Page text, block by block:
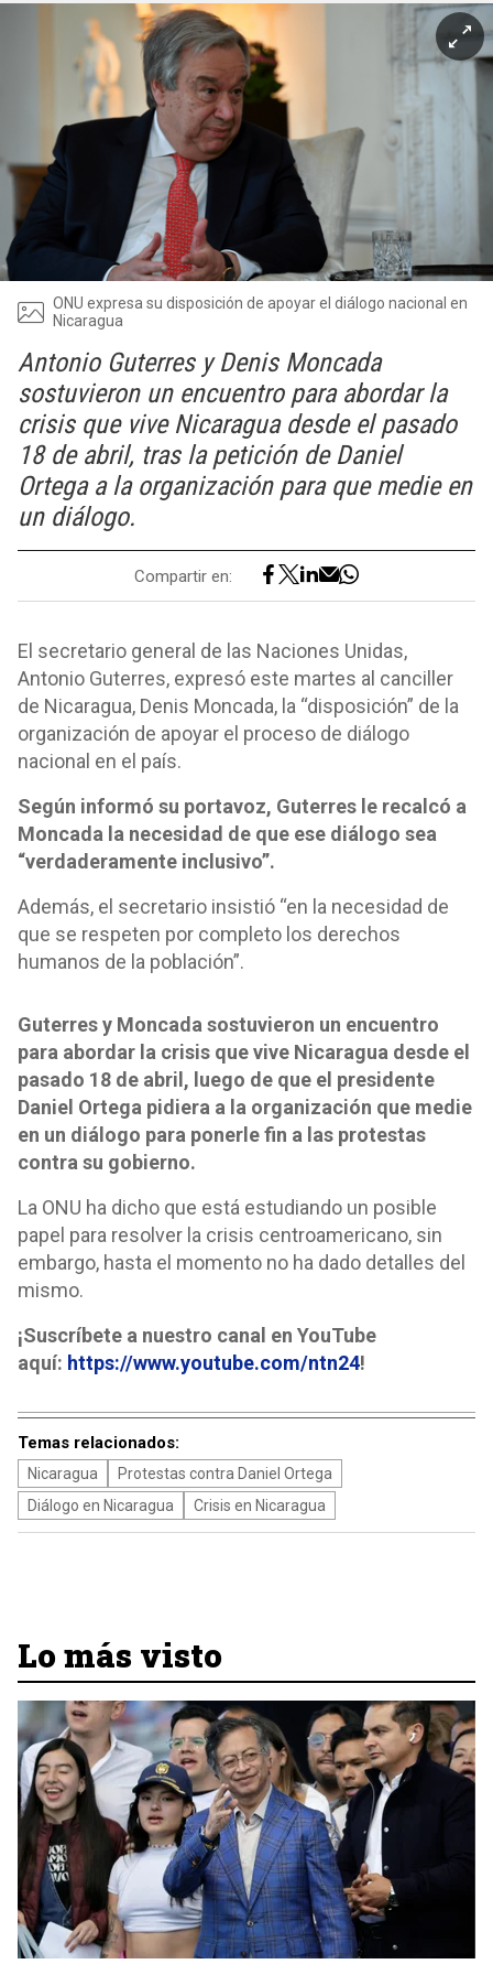
ONU expresa su disposición de apoyar el diálogo nacional en
Nicaragua
Antonio Guterres y Denis Moncada
sostuvieron un encuentro para abordar la
crisis que vive Nicaragua desde el pasado
18 de abril, tras la petición de Daniel
Ortega a la organización para que medie en
un diálogo.
Compartir en:
El secretario general de las Naciones Unidas,
Antonio Guterres, expresó este martes al canciller
de Nicaragua, Denis Moncada, la “disposición” de la
organización de apoyar el proceso de diálogo
nacional en el país.
Según informó su portavoz, Guterres le recalcó a
Moncada la necesidad de que ese diálogo sea
“verdaderamente inclusivo”.
Además, el secretario insistió “en la necesidad de
que se respeten por completo los derechos
humanos de la población”.
Guterres y Moncada sostuvieron un encuentro
para abordar la crisis que vive Nicaragua desde el
pasado 18 de abril, luego de que el presidente
Daniel Ortega pidiera a la organización que medie
en un diálogo para ponerle fin a las protestas
contra su gobierno.
La ONU ha dicho que está estudiando un posible
papel para resolver la crisis centroamericano, sin
embargo, hasta el momento no ha dado detalles del
mismo.
¡Suscríbete a nuestro canal en YouTube
aquí: https://www.youtube.com/ntn24!
Temas relacionados:
Nicaragua
Protestas contra Daniel Ortega
Diálogo en Nicaragua
Crisis en Nicaragua
Lo más visto